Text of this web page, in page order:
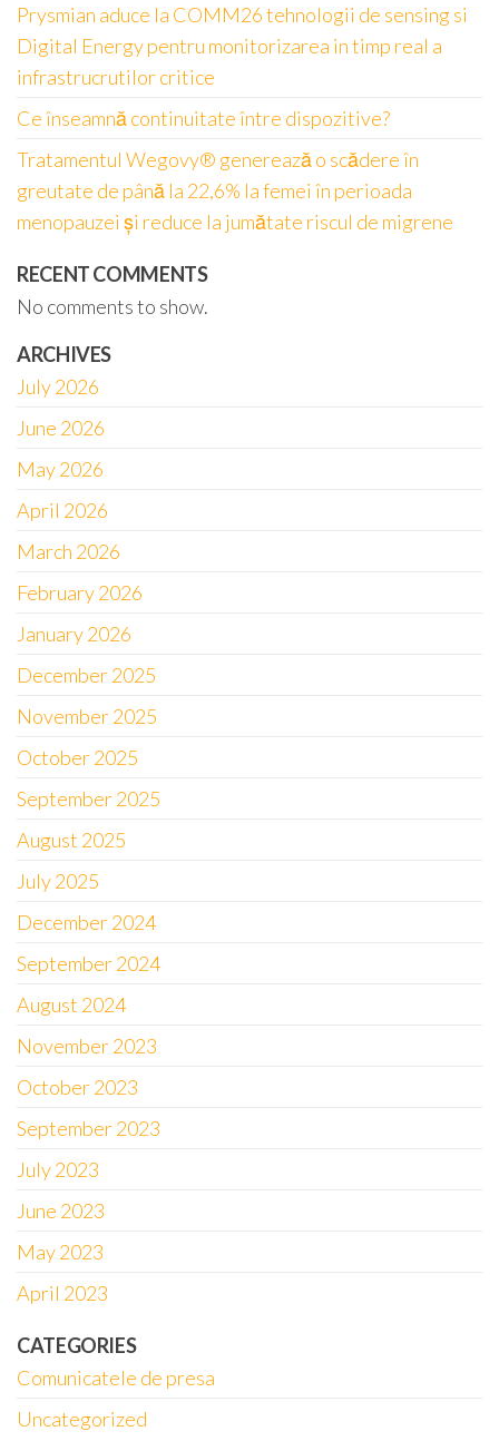
Prysmian aduce la COMM26 tehnologii de sensing si
Digital Energy pentru monitorizarea in timp real a
infrastrucrutilor critice
Ce înseamnă continuitate între dispozitive?
Tratamentul Wegovy® generează o scădere în
greutate de până la 22,6% la femei în perioada
menopauzei și reduce la jumătate riscul de migrene
RECENT COMMENTS
No comments to show.
ARCHIVES
July 2026
June 2026
May 2026
April 2026
March 2026
February 2026
January 2026
December 2025
November 2025
October 2025
September 2025
August 2025
July 2025
December 2024
September 2024
August 2024
November 2023
October 2023
September 2023
July 2023
June 2023
May 2023
April 2023
CATEGORIES
Comunicatele de presa
Uncategorized